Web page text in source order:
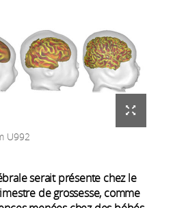
U992
serait présente chez le
de grossesse, comme